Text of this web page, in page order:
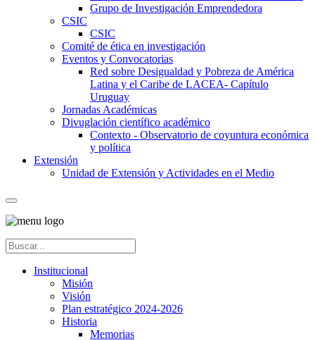
Grupo de Investigación Emprendedora
CSIC
CSIC
Comité de ética en investigación
Eventos y Convocatorias
Red sobre Desigualdad y Pobreza de América
Latina y el Caribe de LACEA- Capítulo
Uruguay
Jornadas Académicas
Divuglación científico académico
Contexto - Observatorio de coyuntura económica
y política
Extensión
Unidad de Extensión y Actividades en el Medio
Institucional
Misión
Visión
Plan estratégico 2024-2026
Historia
Memorias